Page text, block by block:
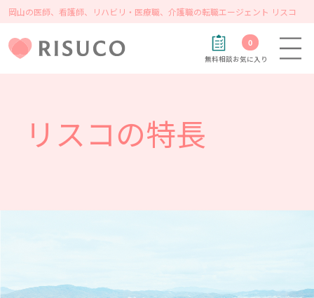
岡山の医師、看護師、リハビリ・医療職、介護職の転職エージェント リスコ
無料相談
0
お気に入り
リスコの特長